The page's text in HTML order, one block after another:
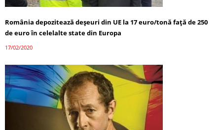
România depozitează deșeuri din UE la 17 euro/tonă faţă de 250
de euro în celelalte state din Europa
17/02/2020